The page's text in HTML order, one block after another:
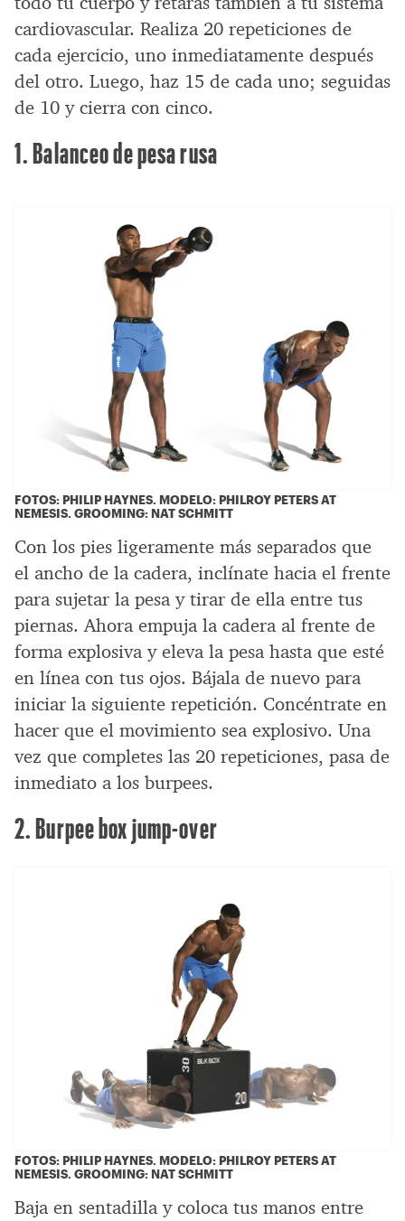
cardiovascular. Realiza 20 repeticiones de
cada ejercicio, uno inmediatamente después
del otro. Luego, haz 15 de cada uno; seguidas
de 10 y cierra con cinco.
1. Balanceo de pesa rusa
FOTOS: PHILIP HAYNES. MODELO: PHILROY PETERS AT
NEMESIS. GROOMING: NAT SCHMITT
Con los pies ligeramente más separados que
el ancho de la cadera, inclínate hacia el frente
para sujetar la pesa y tirar de ella entre tus
piernas. Ahora empuja la cadera al frente de
forma explosiva y eleva la pesa hasta que esté
en línea con tus ojos. Bájala de nuevo para
iniciar la siguiente repetición. Concéntrate en
hacer que el movimiento sea explosivo. Una
vez que completes las 20 repeticiones, pasa de
inmediato a los burpees.
2. Burpee box jump-over
FOTOS: PHILIP HAYNES. MODELO: PHILROY PETERS AT
NEMESIS. GROOMING: NAT SCHMITT
Baja en sentadilla y coloca tus manos entre